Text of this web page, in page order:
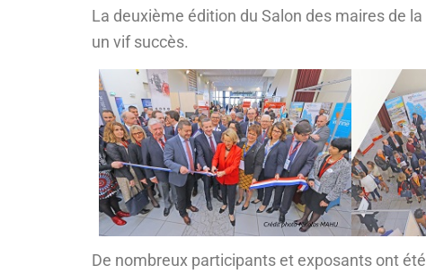
La deuxième édition du Salon des maires de
un vif succès.
De nombreux participants et exposants ont